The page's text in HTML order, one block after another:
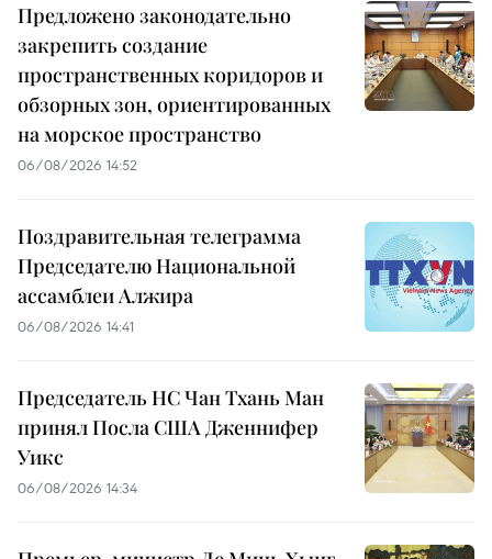
Предложено законодательно
закрепить создание
пространственных коридоров и
обзорных зон, ориентированных
на морское пространство
06/08/2026 14:52
Поздравительная телеграмма
Председателю Национальной
ассамблеи Алжира
06/08/2026 14:41
Председатель НС Чан Тхань Ман
принял Посла США Дженнифер
Уикс
06/08/2026 14:34